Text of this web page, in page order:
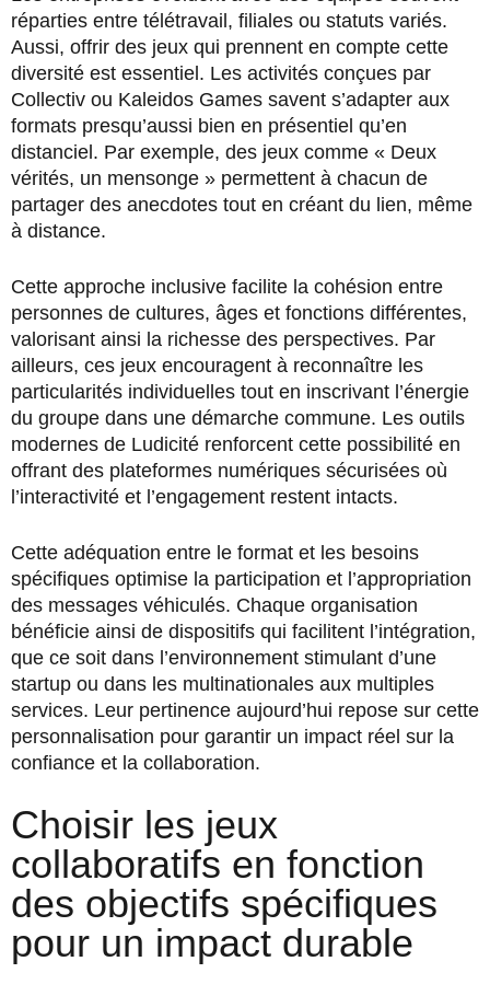
réparties entre télétravail, filiales ou statuts variés.
Aussi, offrir des jeux qui prennent en compte cette
diversité est essentiel. Les activités conçues par
Collectiv ou Kaleidos Games savent s’adapter aux
formats presqu’aussi bien en présentiel qu’en
distanciel. Par exemple, des jeux comme « Deux
vérités, un mensonge » permettent à chacun de
partager des anecdotes tout en créant du lien, même
à distance.
Cette approche inclusive facilite la cohésion entre
personnes de cultures, âges et fonctions différentes,
valorisant ainsi la richesse des perspectives. Par
ailleurs, ces jeux encouragent à reconnaître les
particularités individuelles tout en inscrivant l’énergie
du groupe dans une démarche commune. Les outils
modernes de Ludicité renforcent cette possibilité en
offrant des plateformes numériques sécurisées où
l’interactivité et l’engagement restent intacts.
Cette adéquation entre le format et les besoins
spécifiques optimise la participation et l’appropriation
des messages véhiculés. Chaque organisation
bénéficie ainsi de dispositifs qui facilitent l’intégration,
que ce soit dans l’environnement stimulant d’une
startup ou dans les multinationales aux multiples
services. Leur pertinence aujourd’hui repose sur cette
personnalisation pour garantir un impact réel sur la
confiance et la collaboration.
Choisir les jeux
collaboratifs en fonction
des objectifs spécifiques
pour un impact durable